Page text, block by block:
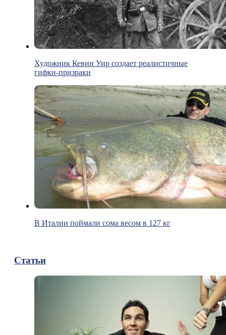
Художник Кевин Уир создает реалистичные
гифки-призраки
В Италии поймали сома весом в 127 кг
Статьи